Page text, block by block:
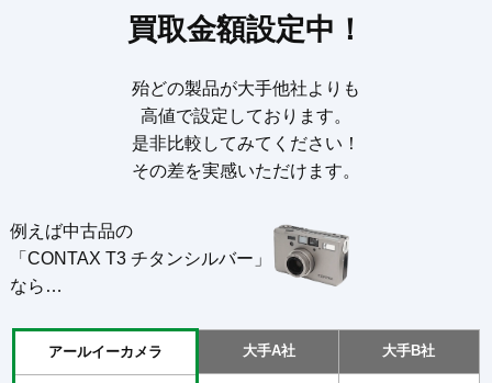
買取金額設定中！
殆どの製品が大手他社よりも
高値で設定しております。
是非比較してみてください！
その差を実感いただけます。
例えば中古品の
「CONTAX T3 チタンシルバー」
なら…
アールイーカメラ 大手A社 大手B社